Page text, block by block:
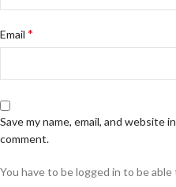
Email *
Save my name, email, and website
comment.
You have to be logged in to be